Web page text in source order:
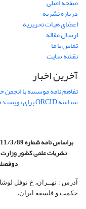
درباره نشریه
اعضای هیات تحریریه
ارسال مقاله
تماس با ما
نقشه سایت
آخرین اخبار
تفاهم نامه موسسه با انجمن
شناسه ORCID برای نویسنده مسئول
براساس نامه شماره 26953/11/3/89 در جلسة مورخ 31/6/89 کمیسیون
نشریات علمی کشور
حکمت و فلسفه ایران،‌